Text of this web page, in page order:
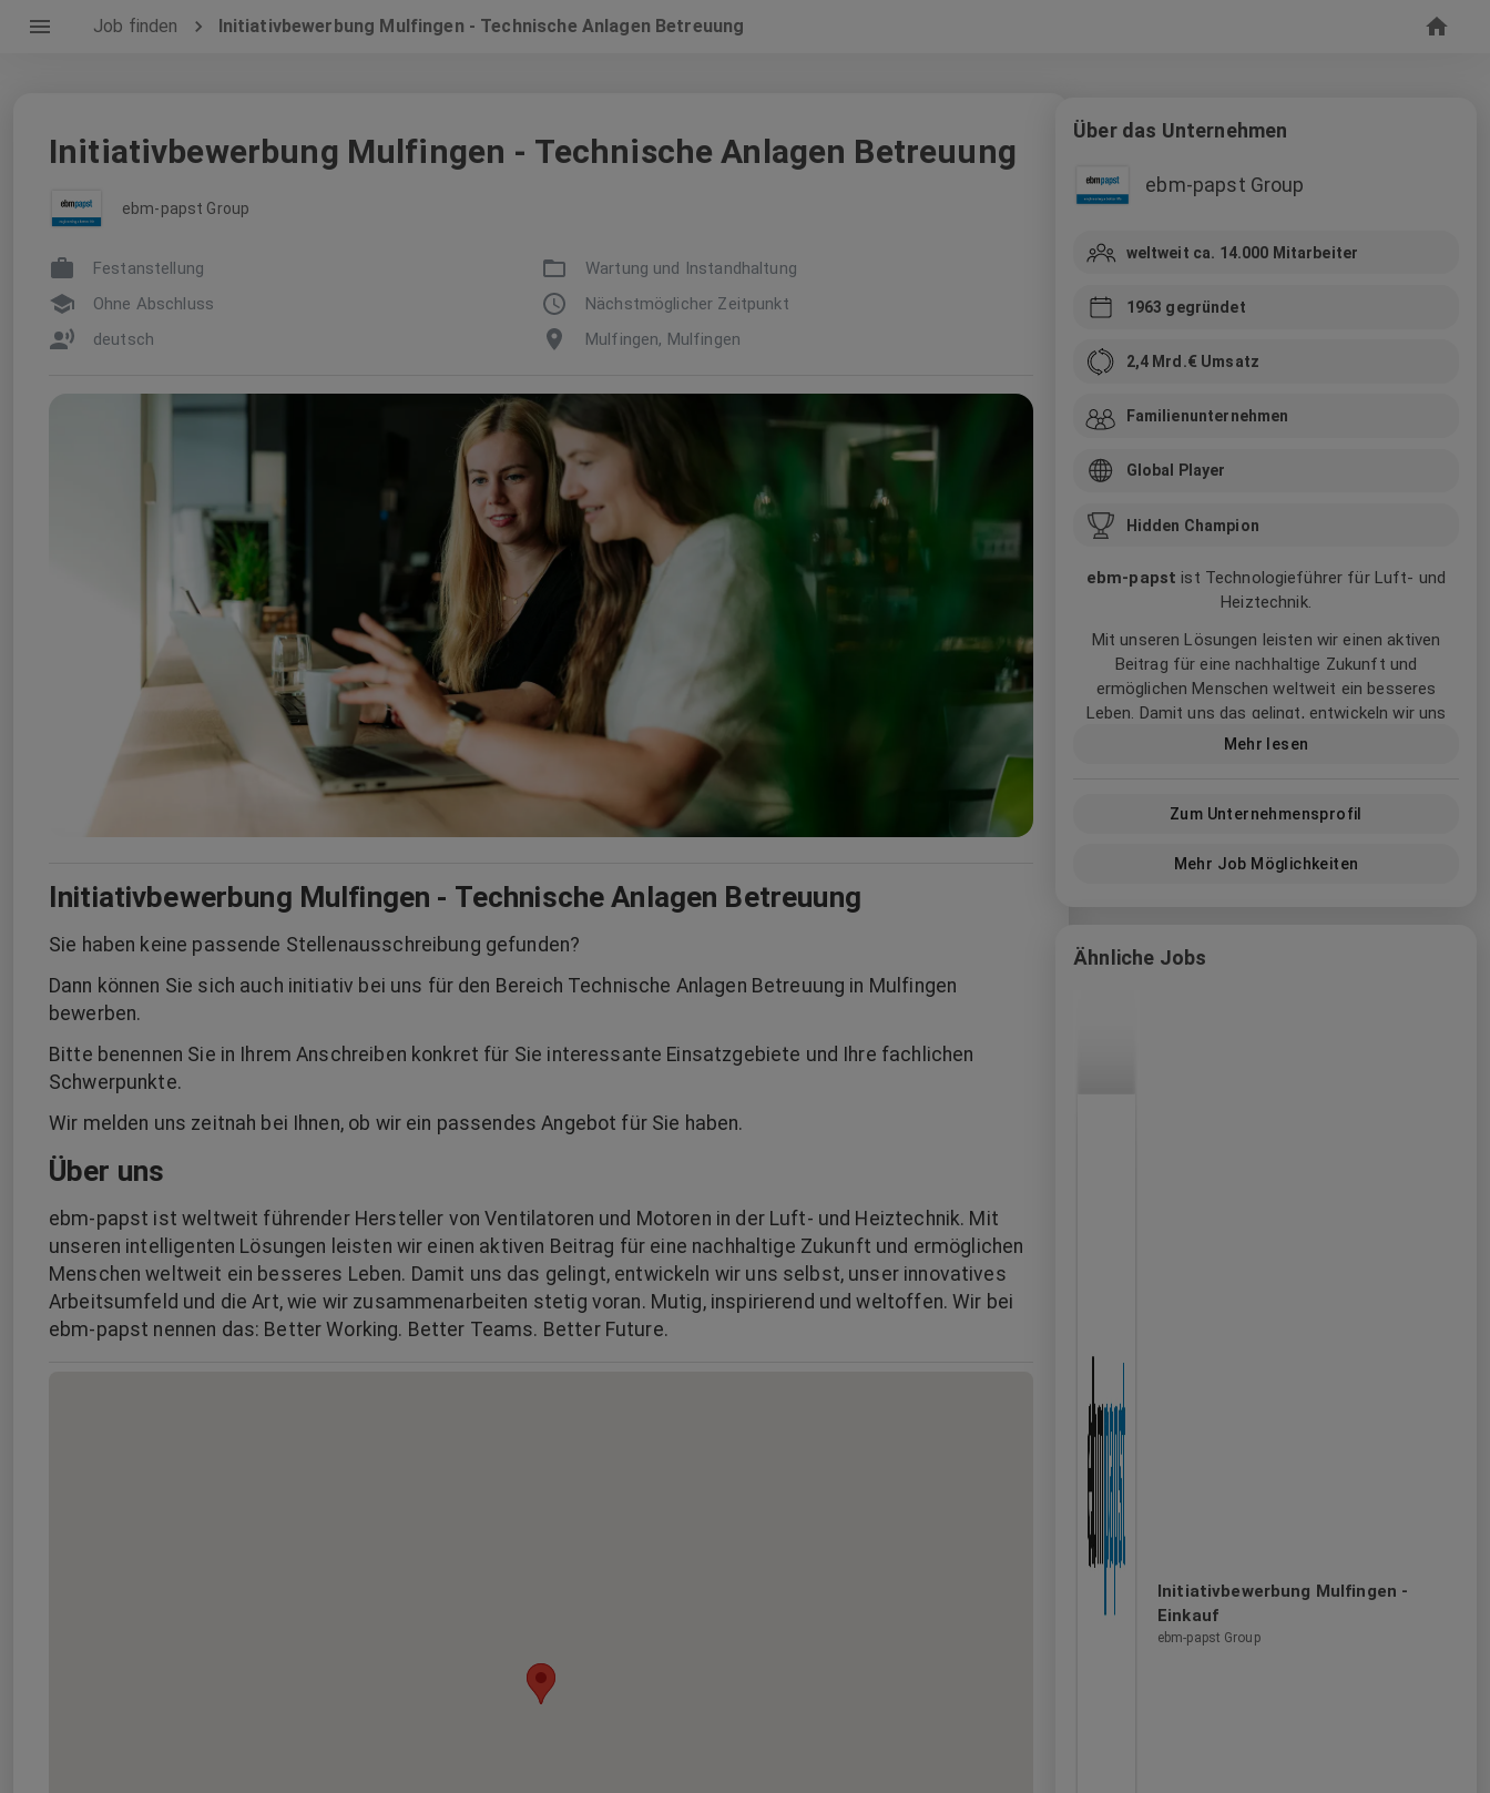
Job finden Initiativbewerbung Mulfingen - Technische Anlagen Betreuung
Initiativbewerbung Mulfingen - Technische Anlagen Betreuung
ebm-papst Group
Festanstellung
Wartung und Instandhaltung
Ohne Abschluss
Nächstmöglicher Zeitpunkt
deutsch
Mulfingen, Mulfingen
Initiativbewerbung Mulfingen - Technische Anlagen Betreuung
Sie haben keine passende Stellenausschreibung gefunden?
Dann können Sie sich auch initiativ bei uns für den Bereich Technische Anlagen Betreuung in Mulfingen
bewerben.
Bitte benennen Sie in Ihrem Anschreiben konkret für Sie interessante Einsatzgebiete und Ihre fachlichen
Schwerpunkte.
Wir melden uns zeitnah bei Ihnen, ob wir ein passendes Angebot für Sie haben.
Über uns
ebm-papst ist weltweit führender Hersteller von Ventilatoren und Motoren in der Luft- und Heiztechnik. Mit
unseren intelligenten Lösungen leisten wir einen aktiven Beitrag für eine nachhaltige Zukunft und ermöglichen
Menschen weltweit ein besseres Leben. Damit uns das gelingt, entwickeln wir uns selbst, unser innovatives
Arbeitsumfeld und die Art, wie wir zusammenarbeiten stetig voran. Mutig, inspirierend und weltoffen. Wir bei
ebm-papst nennen das: Better Working. Better Teams. Better Future.
Über das Unternehmen
ebm-papst Group
weltweit ca. 14.000 Mitarbeiter
1963 gegründet
2,4 Mrd.€ Umsatz
Familienunternehmen
Global Player
Hidden Champion
ebm‑papst ist Technologieführer für Luft- und
Heiztechnik.
Mit unseren Lösungen leisten wir einen aktiven
Beitrag für eine nachhaltige Zukunft und
ermöglichen Menschen weltweit ein besseres
Leben. Damit uns das gelingt, entwickeln wir uns
selbst, unser innovatives Arbeitsumfeld und die
Wir bei ebm‑papst nennen das:
Better Working. Better Teams. Better Future.
Mehr lesen
Zum Unternehmensprofil
Mehr Job Möglichkeiten
Ähnliche Jobs
Initiativbewerbung Mulfingen -
Einkauf
ebm-papst Group